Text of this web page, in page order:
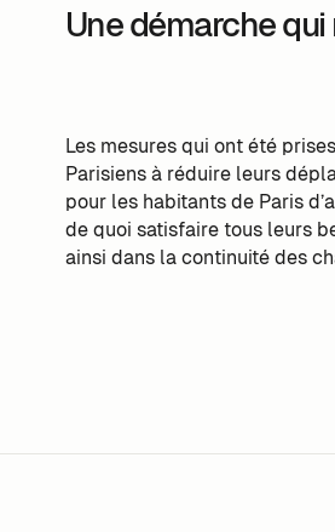
Une démarche
Les mesures qui ont été
Parisiens à réduire leurs
pour les habitants de Paris
de quoi satisfaire tous leurs
ainsi dans la continuité des